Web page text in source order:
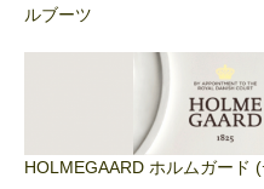
ルブーツ
HOLMEGAARD ホルムガード (